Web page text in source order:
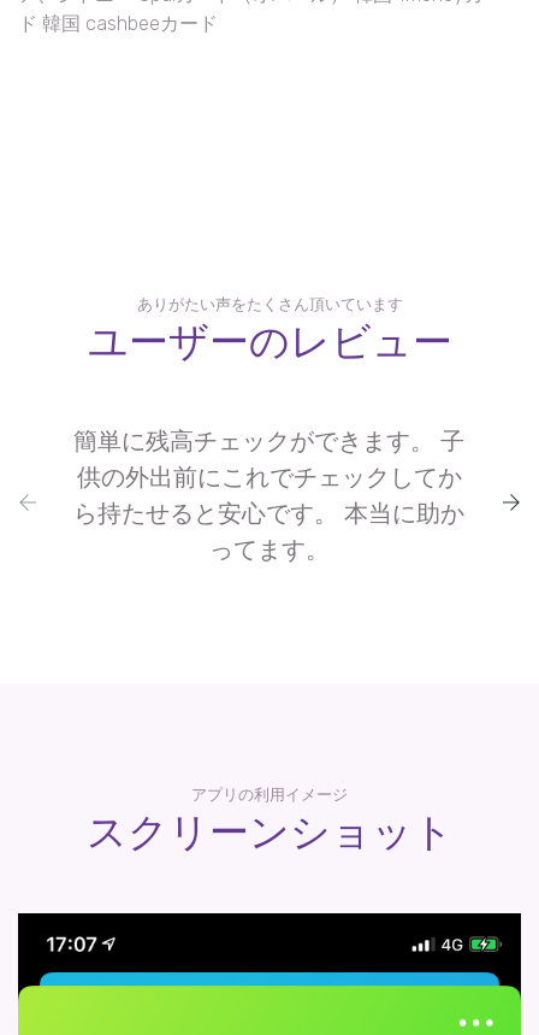
ド 韓国 cashbeeカード
ありがたい声をたくさん頂いています
ユーザーのレビュー
簡単に残高チェックができます。 子
供の外出前にこれでチェックしてか
ら持たせると安心です。 本当に助か
ってます。
アプリの利用イメージ
スクリーンショット